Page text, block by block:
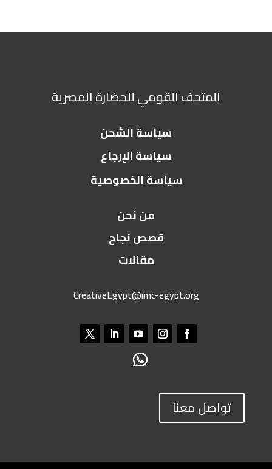
المتحف القومي للحضارة المصرية
سياسة الشحن
سياسة الإرجاع
سياسة الخصوصية
من نحن
قصص نجاح
مقالات
CreativeEgypt@imc-egypt.org
تواصل معنا